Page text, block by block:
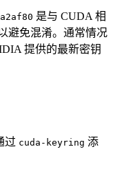
是与 CUDA 相
避免混淆。通常情况
提供的最新密钥
过 cuda-keyring 添